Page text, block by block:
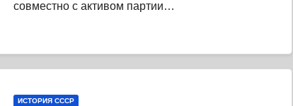
совместно с активом партии…
ИСТОРИЯ СССР